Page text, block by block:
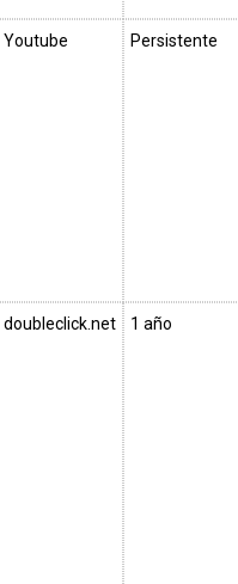
Youtube Persistente
doubleclick.net 1 año